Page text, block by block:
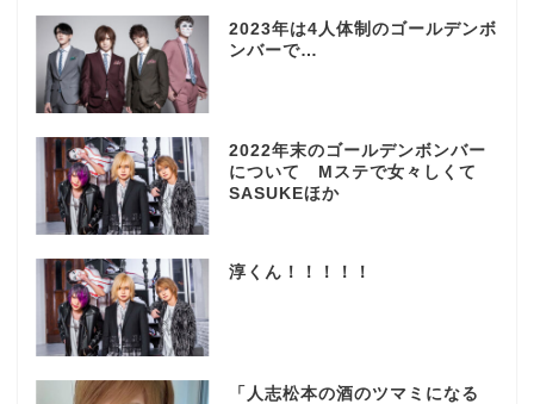
2023年は4人体制のゴールデンボ
ンバーで…
2022年末のゴールデンボンバー
について Mステで女々しくて
SASUKEほか
淳くん！！！！！
「人志松本の酒のツマミになる